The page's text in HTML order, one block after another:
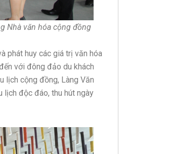
Nhà văn hóa cộng đồng
phát huy các giá trị văn hóa
với đông đảo du khách
lịch cộng đồng, Làng Văn
lịch độc đáo, thu hút ngày